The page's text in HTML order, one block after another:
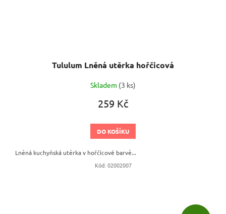
Tululum Lněná utěrka hořčicová
Skladem (3 ks)
259 Kč
DO KOŠÍKU
Lněná kuchyňská utěrka v hořčicové barvě...
Kód: 02002007